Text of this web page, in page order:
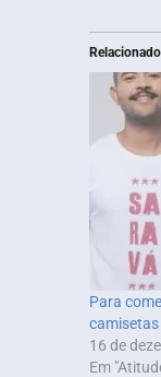
Relacionado
Para
camisetas
16 de
Em